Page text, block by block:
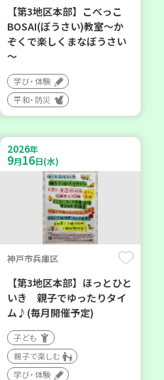
【第3地区本部】こべっこ
BOSAI(ぼうさい)教室～か
ぞくで楽しくまなぼうさい
～
学び・体験
平和・防災
2026年
9月16日(水)
神戸市兵庫区
【第3地区本部】ほっとひと
いき 親子でゆったりタイ
ム♪(毎月開催予定)
子ども
親子で楽しむ
学び・体験